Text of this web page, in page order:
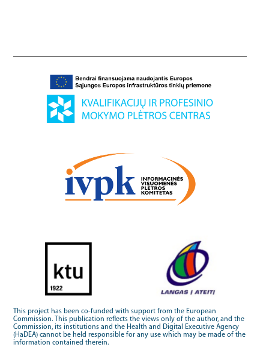
This project has been co-funded with support from the European
Commission. This publication reflects the views only of the author, and the
Commission, its institutions and the Health and Digital Executive Agency
(HaDEA) cannot be held responsible for any use which may be made of the
information contained therein.